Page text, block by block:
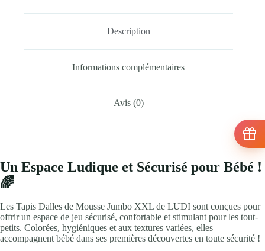
Description
Informations complémentaires
Avis (0)
Un Espace Ludique et Sécurisé pour Bébé !
🌈
Les Tapis Dalles de Mousse Jumbo XXL de LUDI sont conçues pour
offrir un espace de jeu sécurisé, confortable et stimulant pour les tout-
petits. Colorées, hygiéniques et aux textures variées, elles
accompagnent bébé dans ses premières découvertes en toute sécurité !